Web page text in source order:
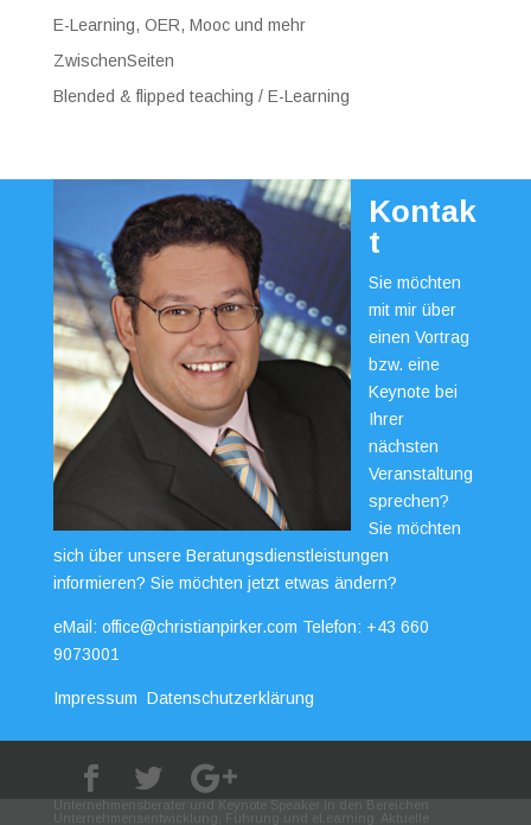
E-Learning, OER, Mooc und mehr
ZwischenSeiten
Blended & flipped teaching / E-Learning
Kontak
t
Sie möchten
mit mir über
einen Vortrag
bzw. eine
Keynote bei
Ihrer
nächsten
Veranstaltung
sprechen?
Sie möchten
sich über unsere Beratungsdienstleistungen
informieren? Sie möchten jetzt etwas ändern?
eMail: office@christianpirker.com Telefon: +43 660
9073001
Impressum Datenschutzerklärung
Unternehmensberater und Keynote Speaker in den Bereichen
Unternehmensentwicklung, Führung und eLearning. Aktuelle